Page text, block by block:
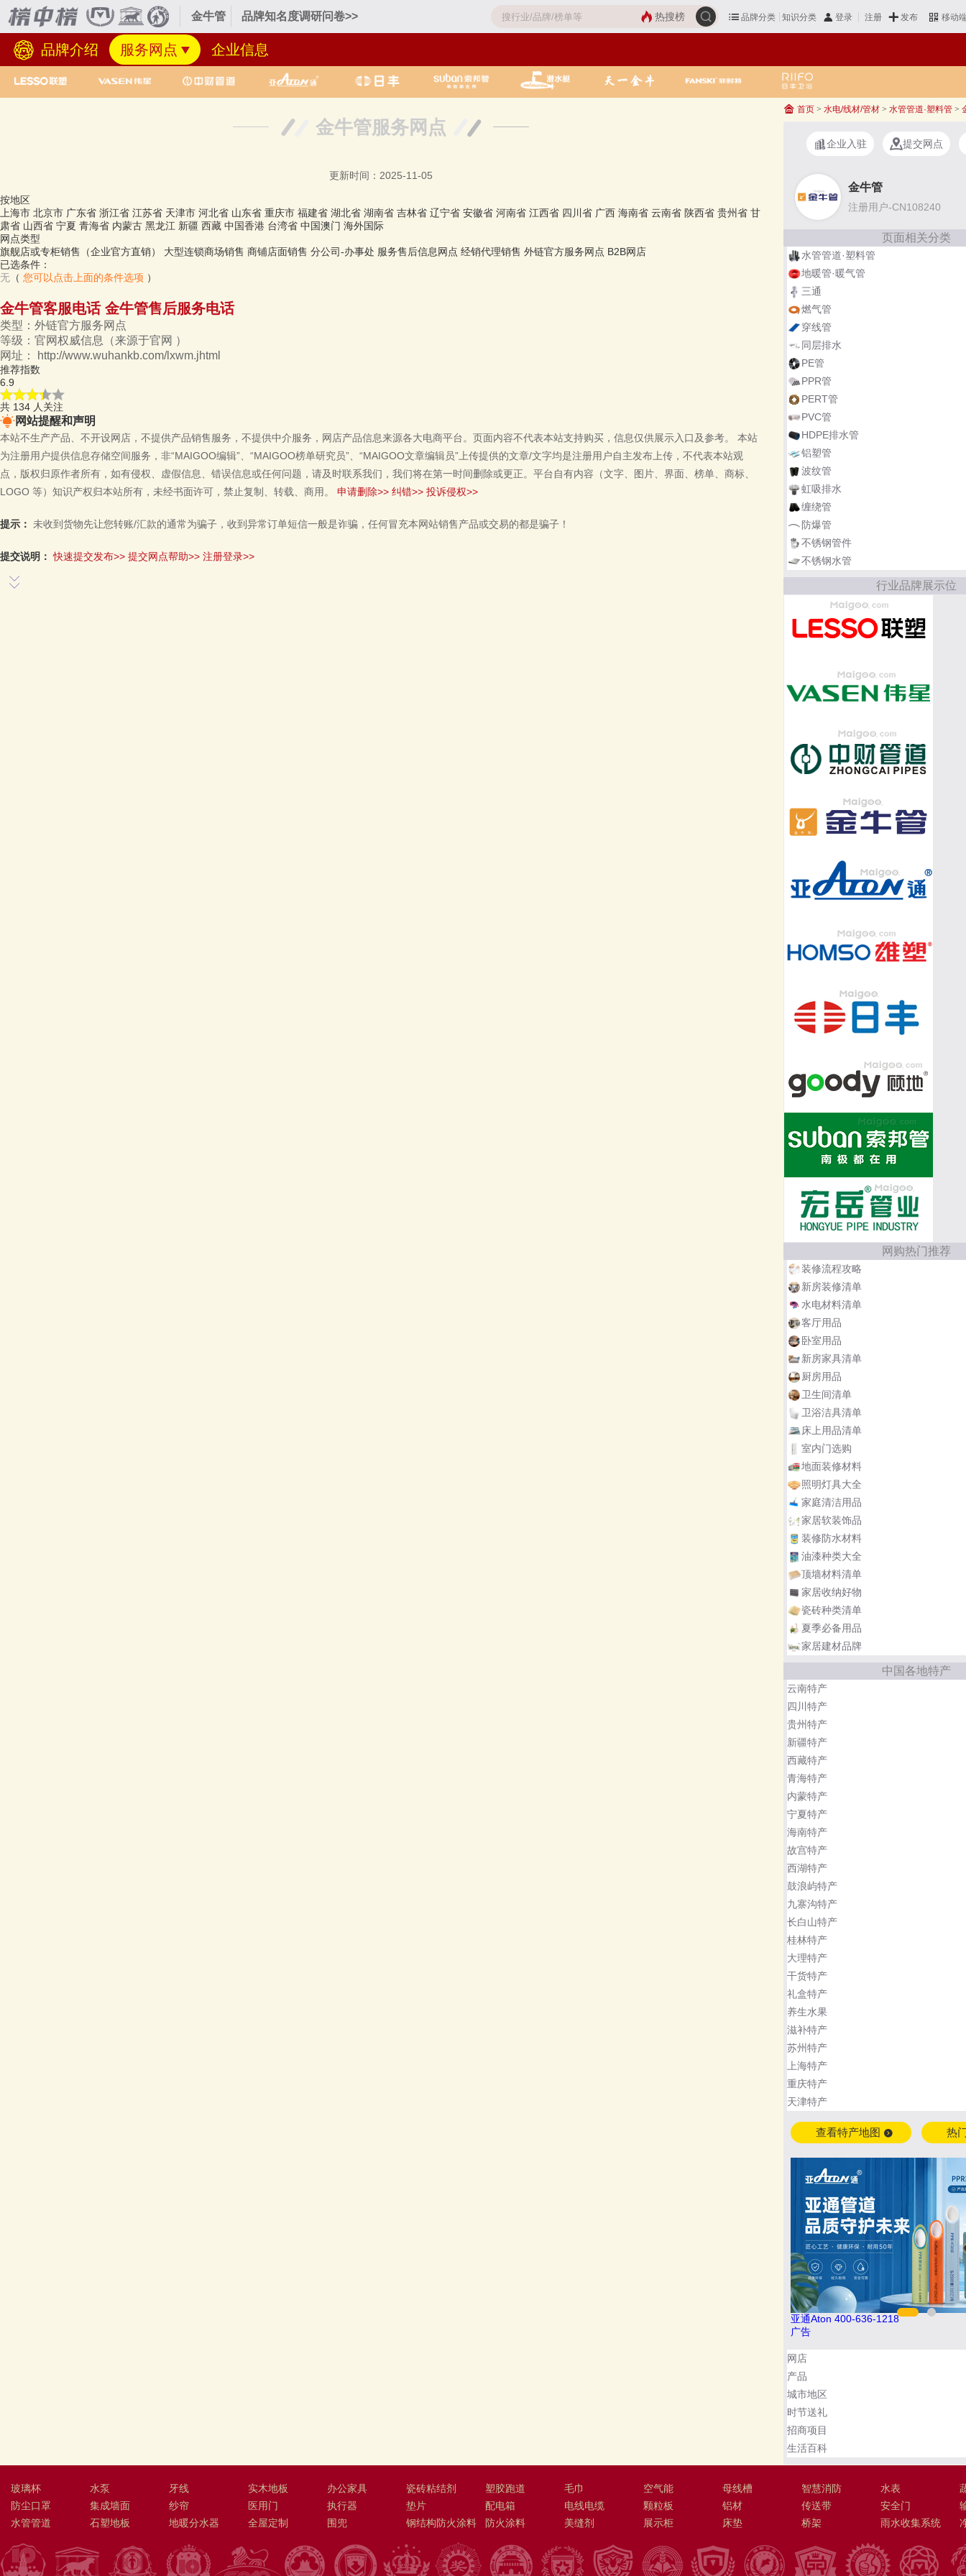
金牛管 品牌知名度调研问卷>> 品牌分类 知识分类 登录 注册 发布 移动
热搜榜
品牌介绍 服务网点 企业信息
金牛管服务网点
更新时间：2025-11-05
按地区
上海市 北京市 广东省 浙江省 江苏省 天津市 河北省 山东省 重庆市 福建省 湖北省 湖南省 吉林省 辽宁省 安徽省 河南省 江西省 四川省 广西 海南省 云南省 陕西省 贵州省 甘
肃省 山西省 宁夏 青海省 内蒙古 黑龙江 新疆 西藏 中国香港 台湾省 中国澳门 海外国际
网点类型
旗舰店或专柜销售（企业官方直销）
大型连锁商场销售 商铺店面销售 分公司-办事处 服务售后信息网点 经销代理销售 外链官方服务网点 B2B网店
已选条件：
无 （ 您可以点击上面的条件选项 ）
金牛管客服电话 金牛管售后服务电话
类型： 外链官方服务网点
等级： 官网权威信息
（来源于官网 ）
网址：
http://www.wuhankb.com/lxwm.jhtml
推荐指数
6.9
共 134 人关注
网站提醒和声明
本站不生产产品、不开设网店，不提供产品销售服务，不提供中介服务，网店产品信息来源各大电商平台。页面内容不代表本站支持购买，信息仅供展示入口及参考。
本站
为注册用户提供信息存储空间服务，非“MAIGOO编辑”、“MAIGOO榜单研究员”、“MAIGOO文章编辑员”上传提供的文章/文字均是注册用户自主发布上传，不代表本站观
点，版权归原作者所有，如有侵权、虚假信息、错误信息或任何问题，请及时联系我们，我们将在第一时间删除或更正。平台自有内容（文字、图片、界面、榜单、商标、
LOGO 等）知识产权归本站所有，未经书面许可，禁止复制、转载、商用。
申请删除>> 纠错>> 投诉侵权>>
提示： 未收到货物先让您转账/汇款的通常为骗子，收到异常订单短信一般是诈骗，任何冒充本网站销售产品或交易的都是骗子！
提交说明： 快速提交发布>> 提交网点帮助>> 注册登录>>
首页 > 水电/线材/管材 > 水管管道·塑料管 >
企业入驻 提交网点
金牛管
注册用户-CN108240
页面相关分类
水管管道·塑料管
地暖管·暖气管
三通
燃气管
穿线管
同层排水
PE管
PPR管
PERT管
PVC管
HDPE排水管
铝塑管
波纹管
虹吸排水
缠绕管
防爆管
不锈钢管件
不锈钢水管
行业品牌展示位
网购热门推荐
装修流程攻略
新房装修清单
水电材料清单
客厅用品
卧室用品
新房家具清单
厨房用品
卫生间清单
卫浴洁具清单
床上用品清单
室内门选购
地面装修材料
照明灯具大全
家庭清洁用品
家居软装饰品
装修防水材料
油漆种类大全
顶墙材料清单
家居收纳好物
瓷砖种类清单
夏季必备用品
家居建材品牌
中国各地特产
云南特产
四川特产
贵州特产
新疆特产
西藏特产
青海特产
内蒙特产
宁夏特产
海南特产
故宫特产
西湖特产
鼓浪屿特产
九寨沟特产
长白山特产
桂林特产
大理特产
干货特产
礼盒特产
养生水果
滋补特产
苏州特产
上海特产
重庆特产
天津特产
查看特产地图 热
索邦管Suban 021-5718000
广告
网店
产品
城市地区
时节送礼
招商项目
生活百科
玻璃杯 水泵 牙线 实木地板 办公家具 瓷砖粘结剂 塑胶跑道 毛巾 空气能 母线槽 智慧消防 水表
防尘口罩
集成墙面 纱帘 医用门 执行器 垫片 配电箱 电线电缆 颗粒板 铝材 传送带 安全门
水管管道
石塑地板 地暖分水器 全屋定制 围兜 钢结构防火涂料 防火涂料 美缝剂 展示柜 床垫 桥架 雨水收集系统